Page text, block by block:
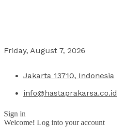
Friday, August 7, 2026
Jakarta 13710, Indonesia
info@hastaprakarsa.co.id
Sign in
Welcome! Log into your account